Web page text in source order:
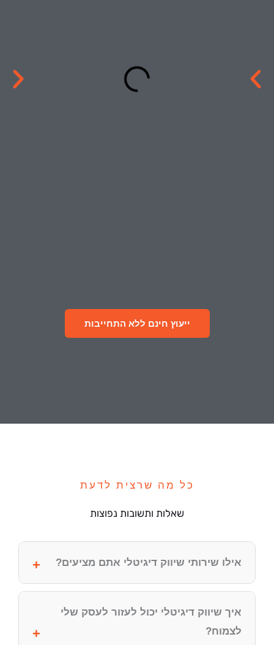
ייעוץ חינם ללא התחייבות
כל מה שרצית לדעת
שאלות ותשובות נפוצות
אילו שירותי שיווק דיגיטלי אתם מציעים?
איך שיווק דיגיטלי יכול לעזור לעסק שלי
לצמוח?